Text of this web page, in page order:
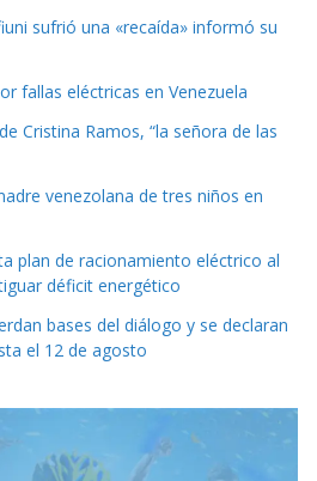
sufrió una «recaída» informó su
fallas eléctricas en Venezuela
Cristina Ramos, “la señora de las
venezolana de tres niños en
plan de racionamiento eléctrico al
déficit energético
bases del diálogo y se declaran
el 12 de agosto